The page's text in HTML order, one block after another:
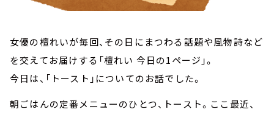
女優の檀れいが毎回、その日にまつわる話題や風物詩など
を交えてお届けする「檀れい 今日の1ページ」。
今日は、「トースト」についてのお話でした。
朝ごはんの定番メニューのひとつ、トースト。ここ最近、